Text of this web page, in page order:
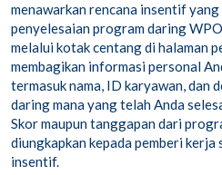
menawarkan rencana insentif
penyelesaian program daring
melalui kotak centang di halaman
membagikan informasi personal
termasuk nama, ID karyawan, dan
daring mana yang telah Anda
Skor maupun tanggapan dari
diungkapkan kepada pemberi
insentif.